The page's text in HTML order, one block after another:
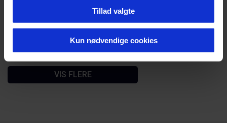
Tillad valgte
Kun nødvendige cookies
Lederens forbundethed – en mulig vej til
ledertrivsel
VIS FLERE